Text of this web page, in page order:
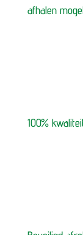
afhalen
100%